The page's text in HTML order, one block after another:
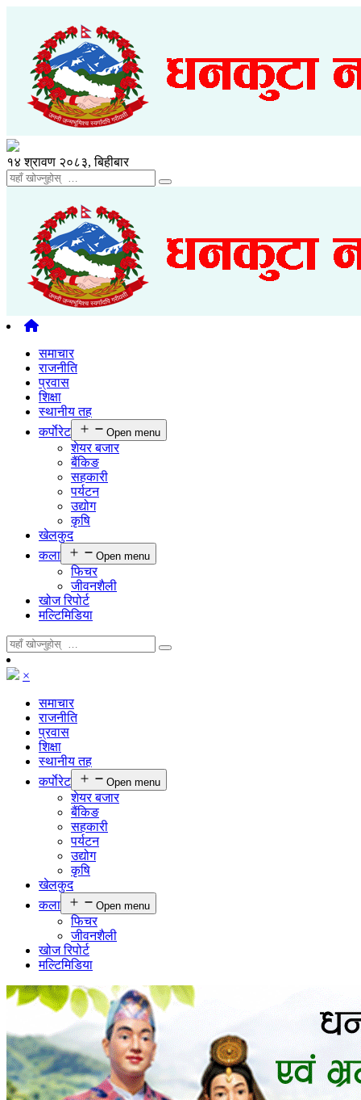
१४ श्रावण २०८३, बिहीबार
समाचार
राजनीति
प्रवास
शिक्षा
स्थानीय तह
कर्पाेरेट
Open menu
शेयर बजार
बैंकिङ
सहकारी
पर्यटन
उद्योग
कृषि
खेलकुद
कला
Open menu
फिचर
जीवनशैली
खोज रिपोर्ट
मल्टिमिडिया
×
समाचार
राजनीति
प्रवास
शिक्षा
स्थानीय तह
कर्पाेरेट
Open menu
शेयर बजार
बैंकिङ
सहकारी
पर्यटन
उद्योग
कृषि
खेलकुद
कला
Open menu
फिचर
जीवनशैली
खोज रिपोर्ट
मल्टिमिडिया